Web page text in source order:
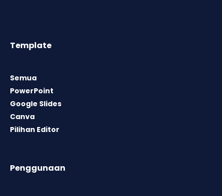
Template
Semua
PowerPoint
Google Slides
Canva
Pilihan Editor
Penggunaan